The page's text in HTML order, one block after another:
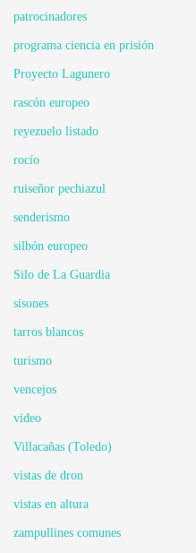
patrocinadores
programa ciencia en prisión
Proyecto Lagunero
rascón europeo
reyezuelo listado
rocío
ruiseñor pechiazul
senderismo
silbón europeo
Silo de La Guardia
sisones
tarros blancos
turismo
vencejos
video
Villacañas (Toledo)
vistas de dron
vistas en altura
zampullines comunes